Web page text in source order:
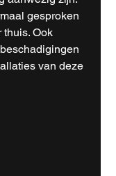
gesproken
thuis. Ook
van deze